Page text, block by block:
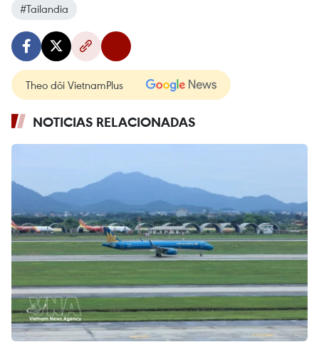
#Tailandia
Theo dõi VietnamPlus
NOTICIAS RELACIONADAS